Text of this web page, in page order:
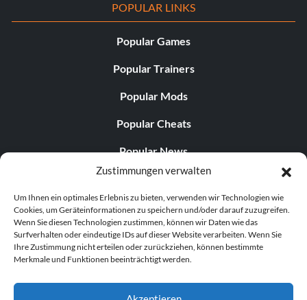
Zustimmungen verwalten
Um Ihnen ein optimales Erlebnis zu bieten, verwenden wir Technologien wie
Cookies, um Geräteinformationen zu speichern und/oder darauf zuzugreifen.
Wenn Sie diesen Technologien zustimmen, können wir Daten wie das
Surfverhalten oder eindeutige IDs auf dieser Website verarbeiten. Wenn Sie
Ihre Zustimmung nicht erteilen oder zurückziehen, können bestimmte
Merkmale und Funktionen beeinträchtigt werden.
POPULAR LINKS
Popular Games
Popular Trainers
Popular Mods
Popular Cheats
Popular News
Popular Editorials
Popular Free Games
LATEST UPDATES